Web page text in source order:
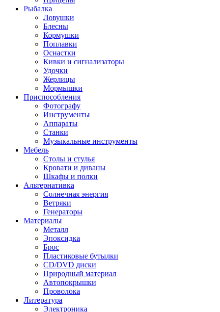
Рыбалка
Ловушки
Блесны
Кормушки
Поплавки
Оснастки
Кивки и сигнализаторы
Удочки
Жерлицы
Мормышки
Приспособления
Фотографу
Инструменты
Аппараты
Станки
Музыкальные инструменты
Мебель
Столы и стулья
Кровати и диваны
Шкафы и полки
Альтернативка
Солнечная энергия
Ветряки
Генераторы
Материалы
Металл
Эпоксидка
Брос
Пластиковые бутылки
CD/DVD диски
Природный материал
Автопокрышки
Проволока
Литература
Электроника